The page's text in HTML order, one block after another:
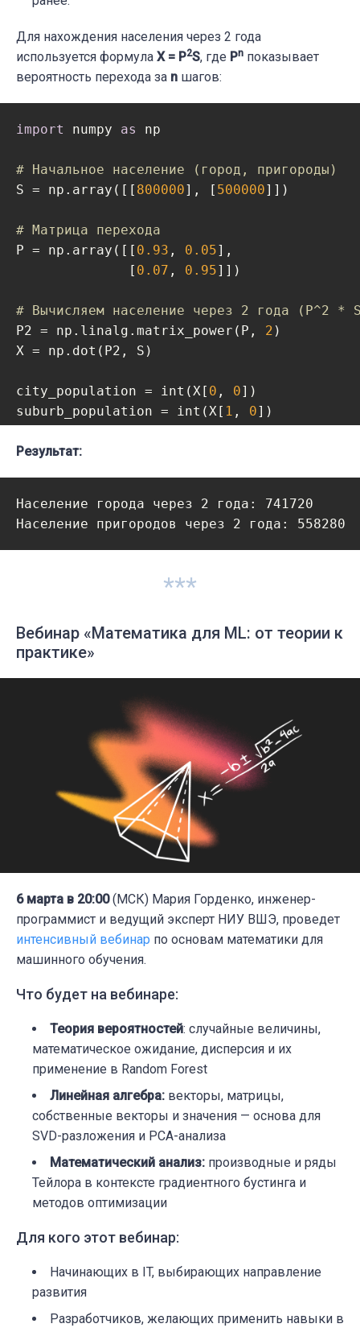
Для нахождения населения через 2 года
используется формула X = P2S, где Pn показывает
вероятность перехода за n шагов:
import numpy as np
# Начальное население (город, пригороды)
S = np.array([[ 800000], [ 500000]])
# Матрица перехода
P = np.array([[ 0.93 , 0.05],
              [
0.07 , 0.95]])
# Вычисляем население через 2 года (P^2 *
P2 = np.linalg.matrix_power(P, 2 )
X = np.dot(P2, S)
city_population = int(X[ 0 , 0])
suburb_population = int(X[ 1 , 0])
print(f"Население города через 2 года:
Результат:
Население города через 2 года: 741720
Население пригородов через 2 года: 558280
***
Вебинар «Математика для ML: от теории к
практике»
6 марта в 20:00(МСК) Мария Горденко, инженер-
программист и ведущий эксперт НИУ ВШЭ, проведет
интенсивный вебинар по основам математики для
машинного обучения.
Что будет на вебинаре:
Теория вероятностей: случайные величины,
математическое ожидание, дисперсия и их
применение в Random Forest
Линейная алгебра: векторы, матрицы,
собственные векторы и значения — основа для
SVD-разложения и PCA-анализа
Математический анализ: производные и ряды
Тейлора в контексте градиентного бустинга и
методов оптимизации
Для кого этот вебинар:
Начинающих в IT, выбирающих направление
развития
Разработчиков, желающих применить навыки в